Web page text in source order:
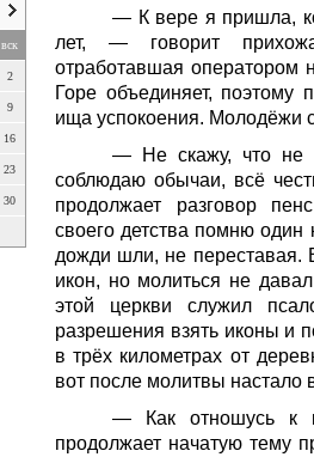
вск
2
9
16
23
30
— К вере я пришла,
лет, — говорит
отработавшая
Горе объединяет, поэтому
ища успокоения. Молодёжи
— Не скажу, что не
соблюдаю обычаи, всё
продолжает разговор
своего детства помню один
дожди шли, не переставая.
икон, но молиться не
этой церкви служил
разрешения взять иконы и
в трёх километрах от
вот после молитвы настало
— Как отношусь к
продолжает начатую тему